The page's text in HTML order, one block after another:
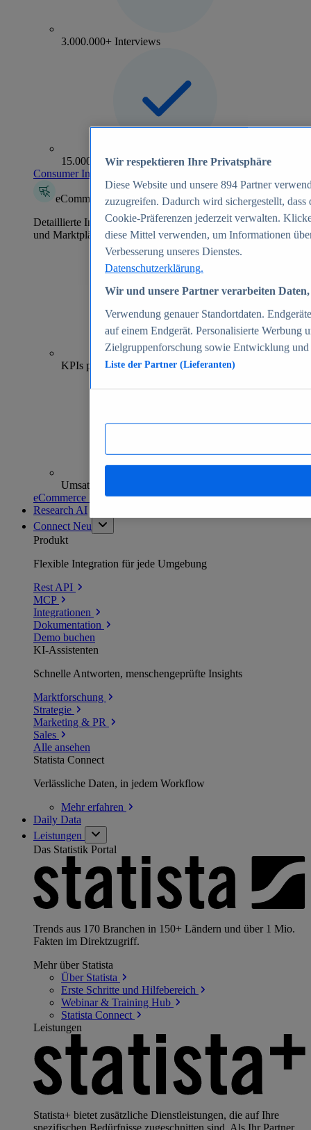
3.000.000+ Interviews
15.000+ Marken
Consumer Insights entdecken
eCommerce Insights
Detaillierte Informationen zu mehr als 39.000 Online-Shops
und Marktplätzen
70+
KPIs pro Shop
Umsatzanalysen und -prognosen
eCommerce Insights entdecken
Research AI
Connect Neu
Produkt
Flexible Integration für jede Umgebung
Rest API
MCP
Integrationen
Dokumentation
Demo buchen
KI-Assistenten
Schnelle Antworten, menschengeprüfte Insights
Marktforschung
Strategie
Marketing & PR
Sales
Alle ansehen
Statista Connect
Verlässliche Daten, in jedem Workflow
Mehrerfahren
Daily Data
Leistungen
Das Statistik Portal
Trends aus 170 Branchen in 150+ Ländern und über 1 Mio.
Fakten im Direktzugriff.
Mehr über Statista
Über Statista
Erste Schritte und Hilfebereich
Webinar & Training Hub
Statista Connect
Leistungen
Statista+ bietet zusätzliche Dienstleistungen, die auf Ihre
spezifischen Bedürfnisse zugeschnitten sind. Als Ihr Partner
Wir respektieren Ihre Privatsphäre
Diese Website und unsere 894 Partner
zuzugreifen. Dadurch wird sichergestellt,
Cookie-Präferenzen jederzeit verwalten.
diese Mittel verwenden, um Informationen
Verbesserung unseres Dienstes.
Datenschutzerklärung.
Wir und unsere Partner verarbeiten
Verwendung genauer Standortdaten.
auf einem Endgerät. Personalisierte Werbung
Zielgruppenforschung sowie Entwicklung
Liste der Partner (Lieferanten)